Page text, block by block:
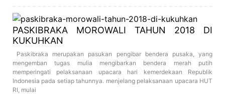
PASKIBRAKA MOROWALI TAHUN 2018 DI
KUKUHKAN
Paskibraka merupakan pasukan pengibar bendera pusaka, yang
mengemban tugas mulia mengibarkan bendera merah putih
memperingati pelaksanaan upacara hari kemerdekaan Republik
Indonesia pada setiap tahunnya. menjelang pelaksanaan upacara HUT
RI, mulai